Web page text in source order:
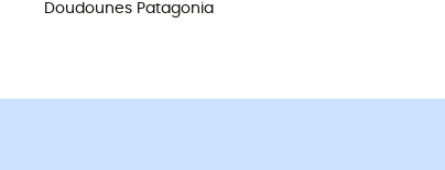
Doudounes Patagonia